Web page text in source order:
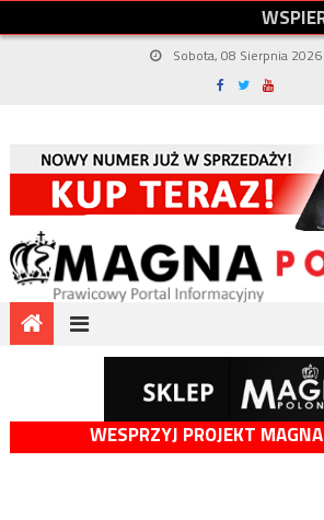
WSPIE
Sobota, 08 Sierpnia 2026
WESPRZYJ PROJEKT